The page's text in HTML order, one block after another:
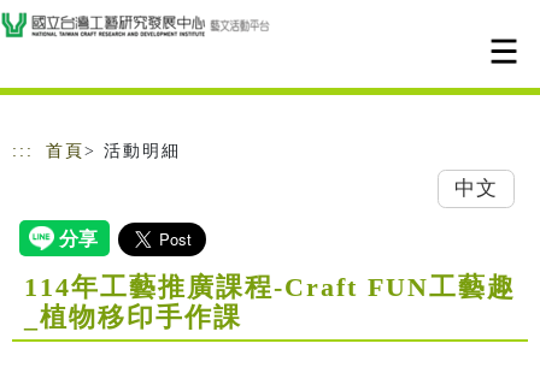
跳到主要內容
網站導覽
::: 首頁 > 活動明細
中文
114年工藝推廣課程-Craft FUN工藝趣
_植物移印手作課